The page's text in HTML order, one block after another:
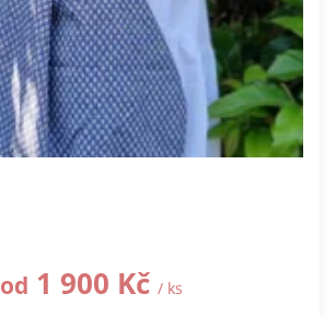
od 1 900 Kč / ks